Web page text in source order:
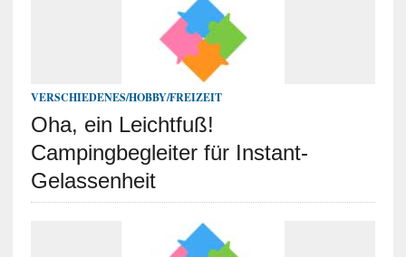
VERSCHIEDENES/HOBBY/FREIZEIT
Oha, ein Leichtfuß!
Campingbegleiter für Instant-
Gelassenheit